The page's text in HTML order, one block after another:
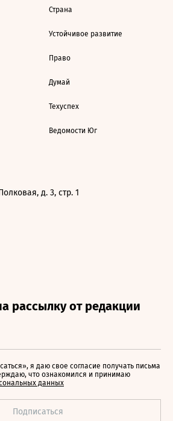
Страна
Устойчивое развитие
Право
Думай
Техуспех
Ведомости Юг
д. 3, стр. 1
я даю свое согласие получать письма
что ознакомился и принимаю
данных